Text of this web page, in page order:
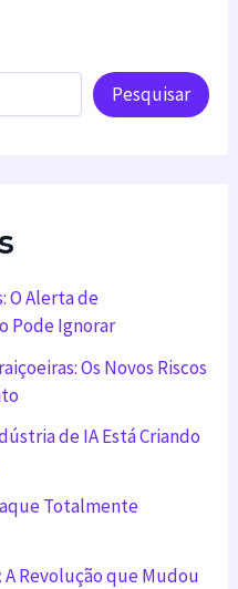
Pesquisar
O Alerta de
Pode Ignorar
Os Novos Riscos
de IA Está Criando
Totalmente
Revolução que Mudou